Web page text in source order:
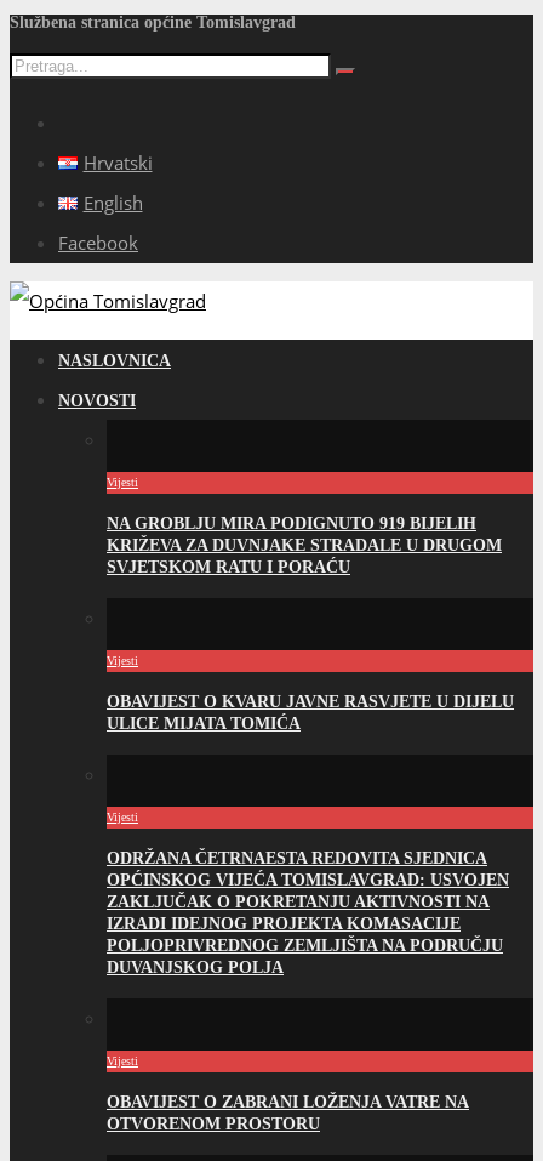
Službena stranica općine Tomislavgrad
Hrvatski
English
Facebook
NASLOVNICA
NOVOSTI
Vijesti
NA GROBLJU MIRA PODIGNUTO 919 BIJELIH
KRIŽEVA ZA DUVNJAKE STRADALE U DRUGOM
SVJETSKOM RATU I PORAĆU
Vijesti
OBAVIJEST O KVARU JAVNE RASVJETE U DIJELU
ULICE MIJATA TOMIĆA
Vijesti
ODRŽANA ČETRNAESTA REDOVITA SJEDNICA
OPĆINSKOG VIJEĆA TOMISLAVGRAD: USVOJEN
ZAKLJUČAK O POKRETANJU AKTIVNOSTI NA
IZRADI IDEJNOG PROJEKTA KOMASACIJE
POLJOPRIVREDNOG ZEMLJIŠTA NA PODRUČJU
DUVANJSKOG POLJA
Vijesti
OBAVIJEST O ZABRANI LOŽENJA VATRE NA
OTVORENOM PROSTORU